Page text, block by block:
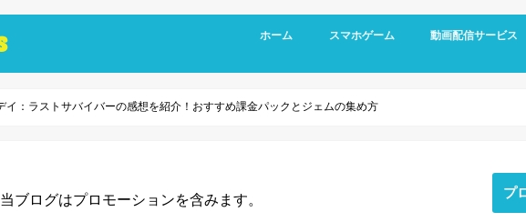
ホーム スマホゲーム
RPG
アクション
シミュレーション
パズル
スポーツ
リズムゲーム
動画配信サービス
イ：ラストサバイバーの感想を紹介！おすすめ課金パックとジェムの集め方
当ブログはプロモーションを含みます。 プ